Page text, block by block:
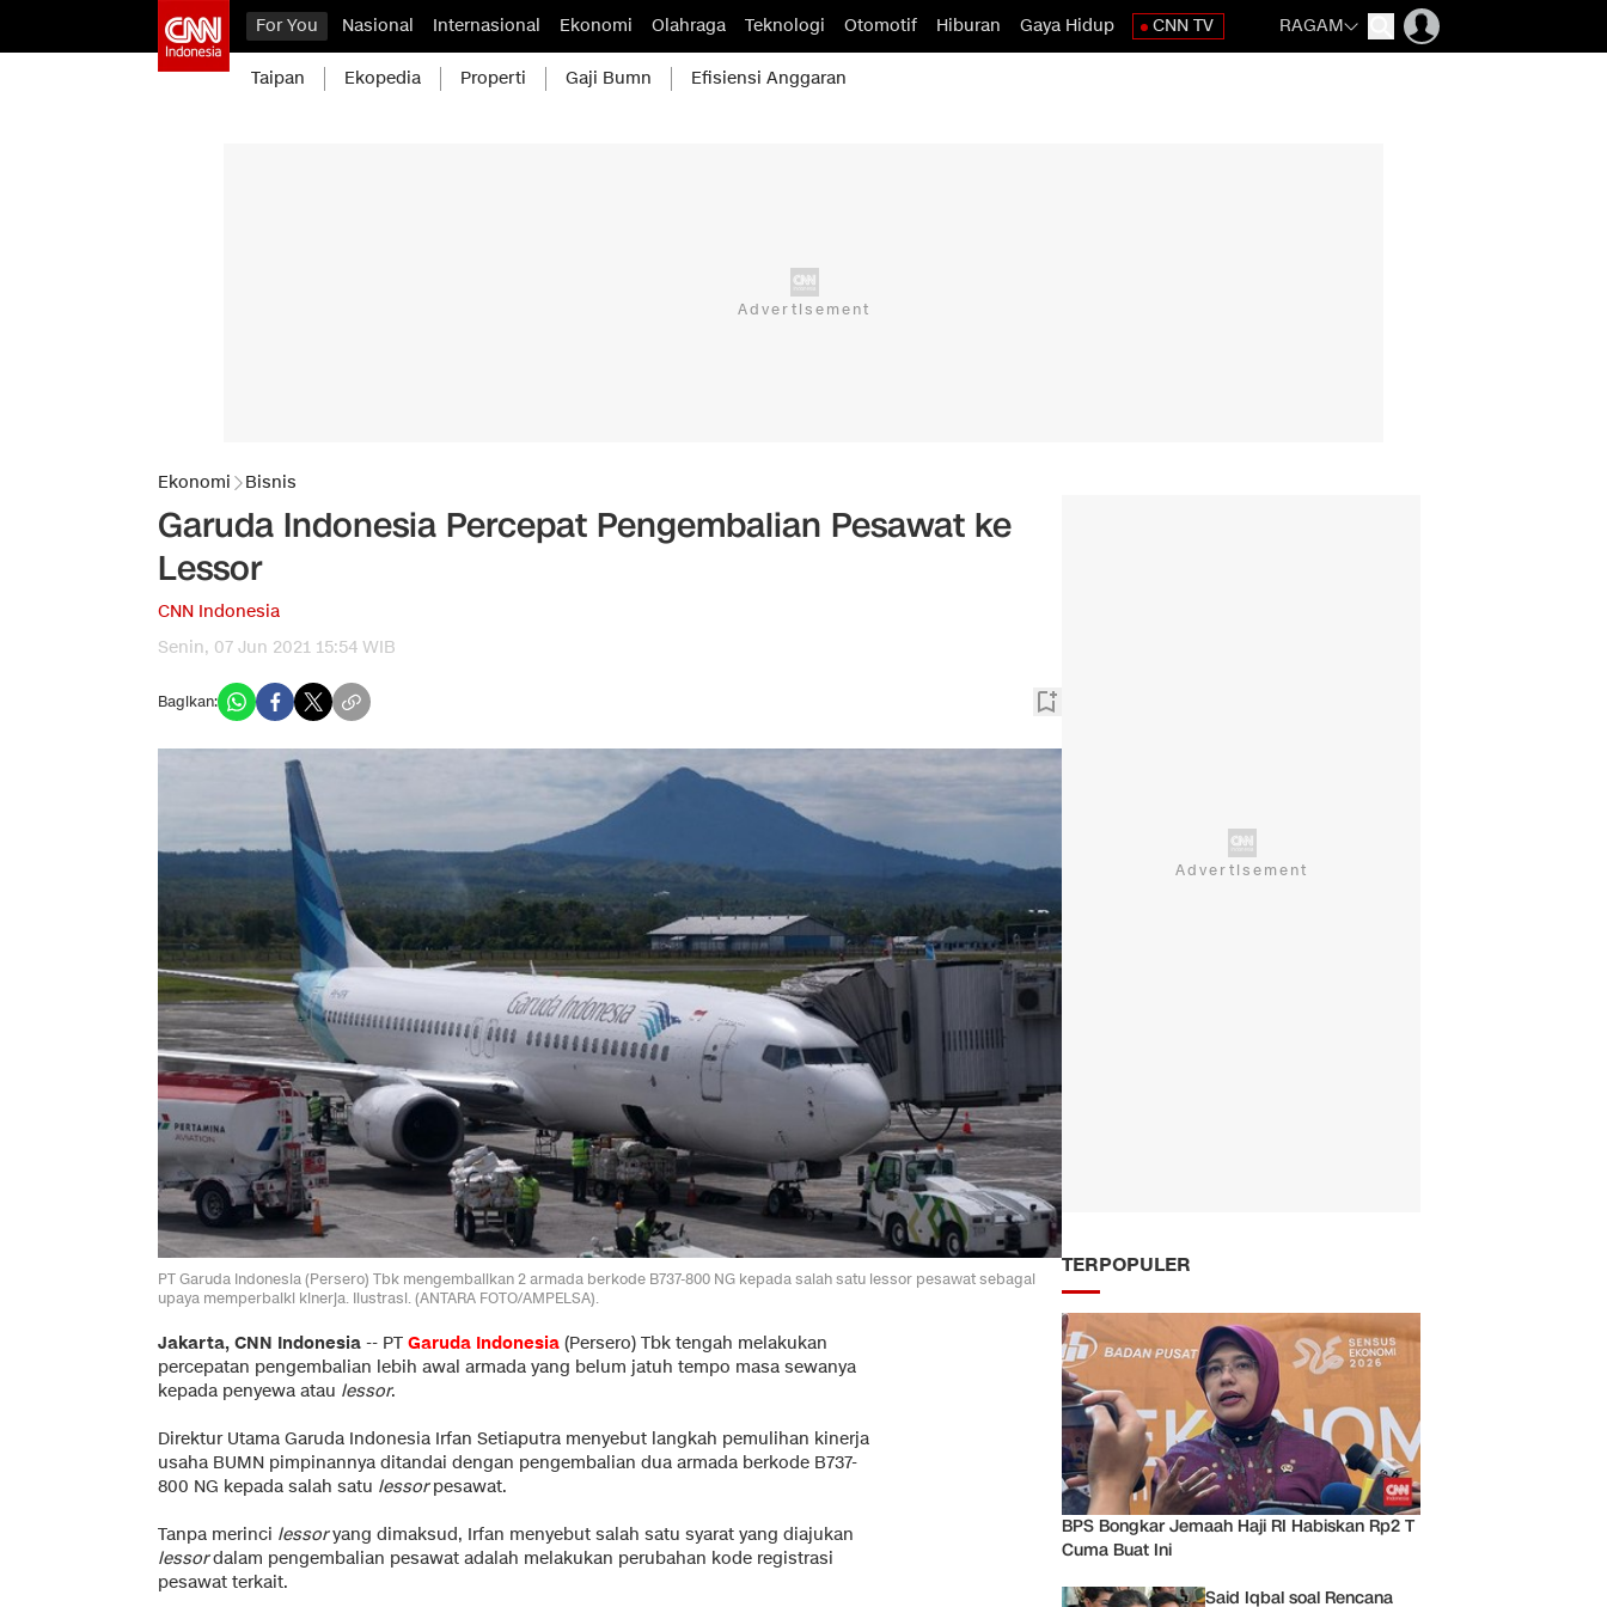
For You Nasional Internasional Ekonomi Olahraga Teknologi Otomotif Hiburan Gaya Hidup CNN TV RAGAM
Taipan Ekopedia Properti Gaji Bumn Efisiensi Anggaran
Ekonomi Bisnis
Garuda Indonesia Percepat Pengembalian Pesawat ke
Lessor
CNN Indonesia
Senin, 07 Jun 2021 15:54 WIB
Bagikan:
PT Garuda Indonesia (Persero) Tbk mengembalikan 2 armada berkode B737-800 NG kepada salah satu lessor pesawat sebagai
upaya memperbaiki kinerja. Ilustrasi. (ANTARA FOTO/AMPELSA).
Jakarta, CNN Indonesia -- PT Garuda Indonesia (Persero) Tbk tengah melakukan
percepatan pengembalian lebih awal armada yang belum jatuh tempo masa sewanya
kepada penyewa atau lessor.
Direktur Utama Garuda Indonesia Irfan Setiaputra menyebut langkah pemulihan kinerja
usaha BUMN pimpinannya ditandai dengan pengembalian dua armada berkode B737-
800 NG kepada salah satu lessorpesawat.
Tanpa merinci lessoryang dimaksud, Irfan menyebut salah satu syarat yang diajukan
lessordalam pengembalian pesawat adalah melakukan perubahan kode registrasi
pesawat terkait.
TERPOPULER
BPS Bongkar Jemaah Haji RI Habiskan Rp2 T
Cuma Buat Ini
Said Iqbal soal Rencana